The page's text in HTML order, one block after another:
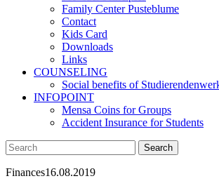
Family Center Pusteblume
Contact
Kids Card
Downloads
Links
COUNSELING
Social benefits of
INFOPOINT
Mensa Coins for Groups
Accident Insurance for Students
Finances16.08.2019